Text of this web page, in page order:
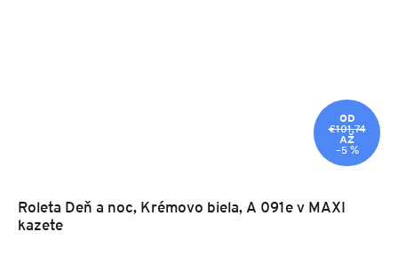
OD
€101,74
AŽ
–5 %
Roleta Deň a noc, Krémovo biela, A 091e v MAXI
kazete